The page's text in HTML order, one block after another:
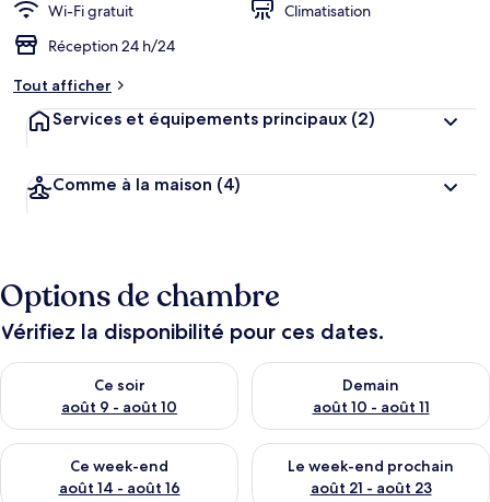
Wi-Fi gratuit
Climatisation
Réception 24 h/24
Tout afficher
Services et équipements principaux (2)
Comme à la maison (4)
Options de chambre
Vérifiez la disponibilité pour ces dates.
Ce soir
août 9 - août 10
Vérifier la disponibilité pour ce soir août 9 - août 10
Demain
août 10 - août 11
Vérifier la disponibilité pour
Ce week-end
août 14 - août 16
Vérifier la disponibilité pour ce week-end août 14 - août 16
Le week-end prochain
août 21 - août 23
Vérifier la disponibilité pour